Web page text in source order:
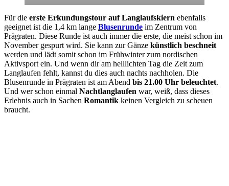
Für die erste Erkundungstour auf Langlaufskiern ebenfalls
geeignet ist die 1,4 km lange Blusenrunde im Zentrum von
Prägraten. Diese Runde ist auch immer die erste, die meist schon im
November gespurt wird. Sie kann zur Gänze künstlich beschneit
werden und lädt somit schon im Frühwinter zum nordischen
Aktivsport ein. Und wenn dir am helllichten Tag die Zeit zum
Langlaufen fehlt, kannst du dies auch nachts nachholen. Die
Blusenrunde in Prägraten ist am Abend bis 21.00 Uhr beleuchtet.
Und wer schon einmal Nachtlanglaufen war, weiß, dass dieses
Erlebnis auch in Sachen Romantik keinen Vergleich zu scheuen
braucht.